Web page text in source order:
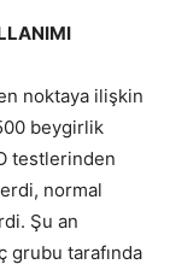
noktaya ilişkin
beygirlik
testlerinden
normal
Şu an
grubu tarafında